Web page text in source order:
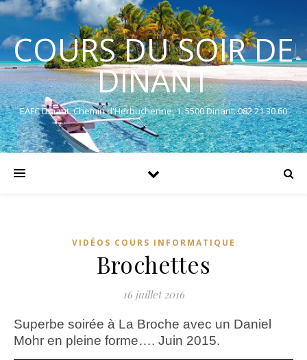
COURS DU SOIR DE
DINANT
EAFC Dinant. Chemin d'Herbuchenne, 1. 5500 Dinant. 082 21 30 60
VIDÉOS COURS INFORMATIQUE
Brochettes
16 juillet 2016
Superbe soirée à La Broche avec un Daniel
Mohr en pleine forme…. Juin 2015.